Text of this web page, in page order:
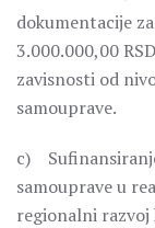
dokumentacije
3.000.000,00
zavisnosti od
samouprave.
c)
samouprave u
regionalni